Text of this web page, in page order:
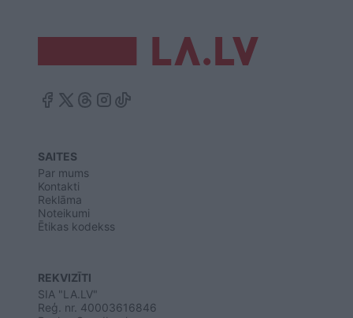
SAITES
Par mums
Kontakti
Reklāma
Noteikumi
Ētikas kodekss
REKVIZĪTI
SIA "LA.LV"
Reģ. nr. 40003616846